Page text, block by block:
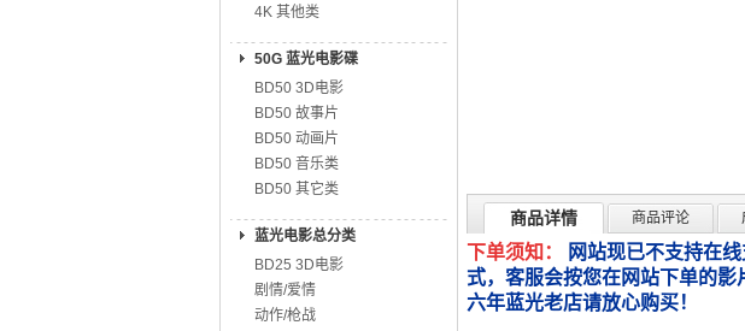
4K 其他类
50G 蓝光电影碟
BD50 3D电影
BD50 故事片
BD50 动画片
BD50 音乐类
BD50 其它类
蓝光电影总分类
BD25 3D电影
剧情/爱情
动作/枪战
商品详情 商品评论
下单须知：
网站现已不支持在
式，客服会按您在网站下单的影
六年蓝光老店请放心购买！